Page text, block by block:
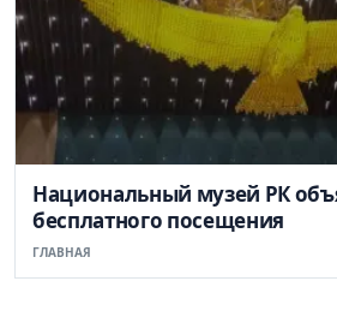
Национальный музей РК
бесплатного посещения
ГЛАВНАЯ